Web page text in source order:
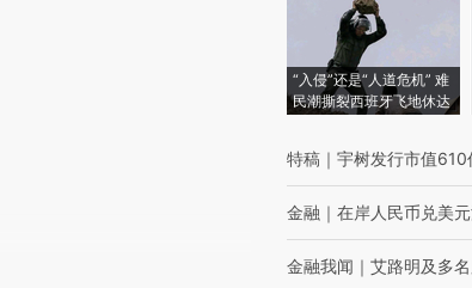
“入侵”还是“人道危机” 难
民潮撕裂西班牙飞地休达
特稿 ｜ 宇树发行市值
金融 ｜ 在岸人民币兑美
金融我闻 ｜ 艾路明及多